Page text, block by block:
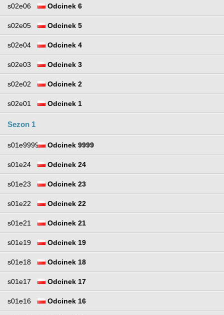
s02e06 Odcinek 6
s02e05 Odcinek 5
s02e04 Odcinek 4
s02e03 Odcinek 3
s02e02 Odcinek 2
s02e01 Odcinek 1
Sezon 1
s01e9999 Odcinek 9999
s01e24 Odcinek 24
s01e23 Odcinek 23
s01e22 Odcinek 22
s01e21 Odcinek 21
s01e19 Odcinek 19
s01e18 Odcinek 18
s01e17 Odcinek 17
s01e16 Odcinek 16